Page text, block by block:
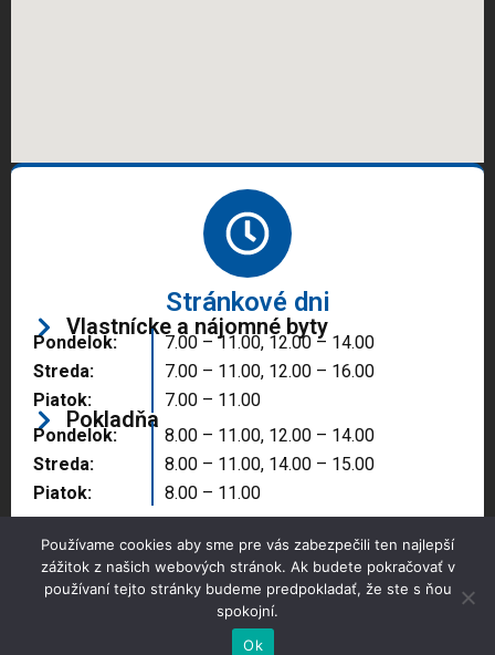
Stránkové dni
Vlastnícke a nájomné byty
Pondelok:
Streda:
Piatok:
7.00 – 11.00, 12.00 – 14.00
7.00 – 11.00, 12.00 – 16.00
7.00 – 11.00
Pokladňa
Pondelok:
Streda:
Piatok:
8.00 – 11.00, 12.00 – 14.00
8.00 – 11.00, 14.00 – 15.00
8.00 – 11.00
Copyright © 2025 Správa majetku mesta, n.o.,
Partizánske
Používame cookies aby sme pre vás zabezpečili ten najlepší
zážitok z našich webových stránok. Ak budete pokračovať v
používaní tejto stránky budeme predpokladať, že ste s ňou
spokojní.
Ok